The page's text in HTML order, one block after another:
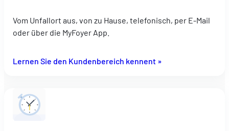
Vom Unfallort aus, von zu Hause, telefonisch, per E-Mail
oder über die MyFoyer App.
Lernen Sie den Kundenbereich kennent »